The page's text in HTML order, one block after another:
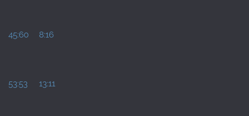
45:60 8:16
53:53 13:11